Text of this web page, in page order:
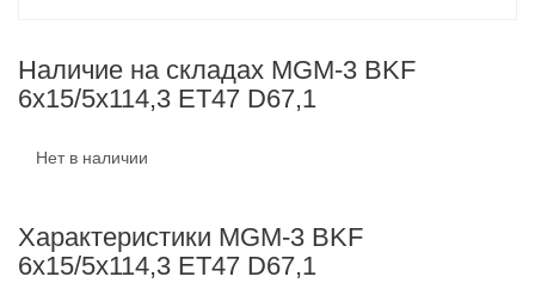
Наличие на складах MGM-3 BKF
6x15/5x114,3 ET47 D67,1
Нет в наличии
Характеристики MGM-3 BKF
6x15/5x114,3 ET47 D67,1